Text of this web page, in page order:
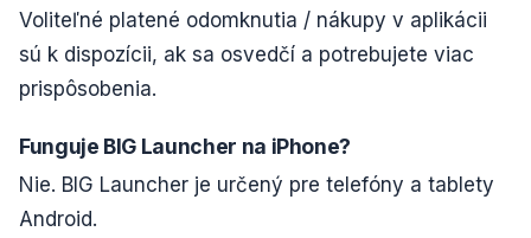
Voliteľné platené odomknutia / nákupy v aplikácii
sú k dispozícii, ak sa osvedčí a potrebujete viac
prispôsobenia.
Funguje BIG Launcher na iPhone?
Nie. BIG Launcher je určený pre telefóny a tablety
Android.